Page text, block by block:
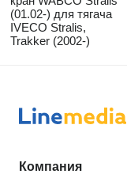
(01.02-) для тягача
IVECO Stralis,
Trakker (2002-)
Компания